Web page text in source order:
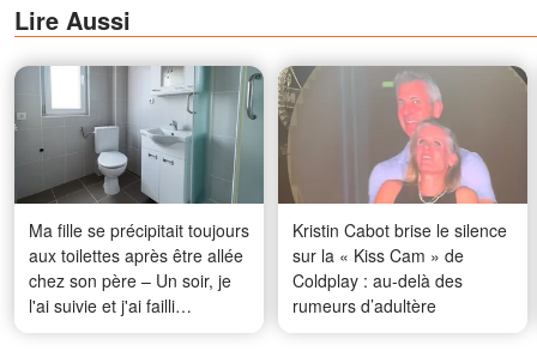
Lire Aussi
Ma fille se précipitait toujours
aux toilettes après être allée
chez son père – Un soir, je
l'ai suivie et j'ai failli
m'évanouir
Kristin Cabot brise le silence
sur la « Kiss Cam » de
Coldplay : au-delà des
rumeurs d’adultère